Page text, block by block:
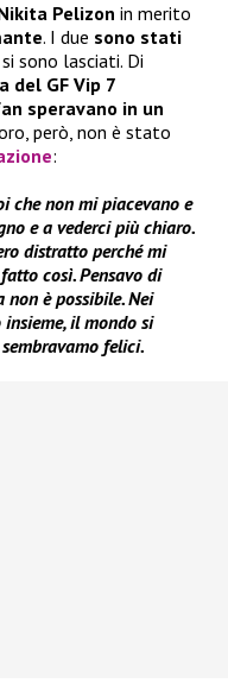
Pelizon in merito
. I due sono stati
sono lasciati. Di
del GF Vip 7
speravano in un
però, non è stato
:
che non mi piacevano e
e a vederci più chiaro.
distratto perché mi
così. Pensavo di
non è possibile. Nei
il mondo si
felici.